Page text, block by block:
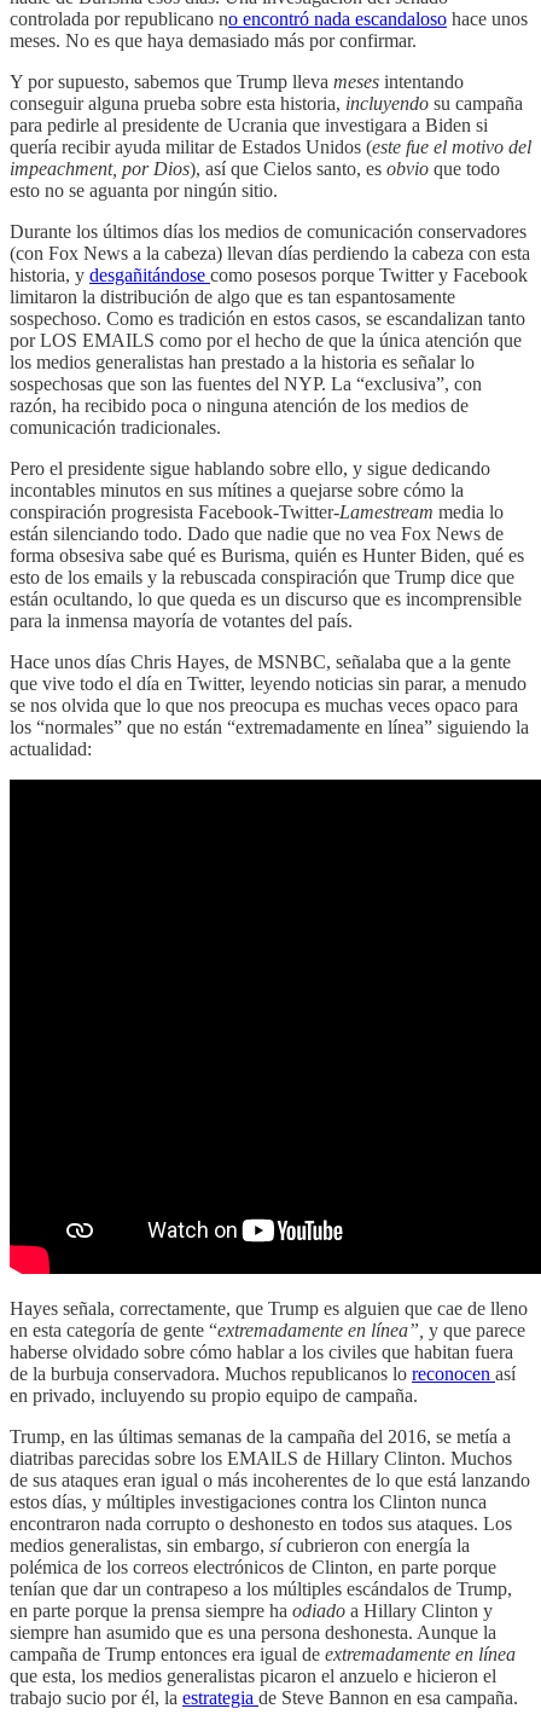
controlada por republicano no encontró nada escandaloso hace unos
meses. No es que haya demasiado más por confirmar.
Y por supuesto, sabemos que Trump lleva meses intentando
conseguir alguna prueba sobre esta historia, incluyendo su campaña
para pedirle al presidente de Ucrania que investigara a Biden si
quería recibir ayuda militar de Estados Unidos (este fue el motivo del
impeachment, por Dios), así que Cielos santo, es obvio que todo
esto no se aguanta por ningún sitio.
Durante los últimos días los medios de comunicación conservadores
(con Fox News a la cabeza) llevan días perdiendo la cabeza con esta
historia, y desgañitándose como posesos porque Twitter y Facebook
limitaron la distribución de algo que es tan espantosamente
sospechoso. Como es tradición en estos casos, se escandalizan tanto
por LOS EMAILS como por el hecho de que la única atención que
los medios generalistas han prestado a la historia es señalar lo
sospechosas que son las fuentes del NYP. La “exclusiva”, con
razón, ha recibido poca o ninguna atención de los medios de
comunicación tradicionales.
Pero el presidente sigue hablando sobre ello, y sigue dedicando
incontables minutos en sus mítines a quejarse sobre cómo la
conspiración progresista Facebook-Twitter-Lamestream media lo
están silenciando todo. Dado que nadie que no vea Fox News de
forma obsesiva sabe qué es Burisma, quién es Hunter Biden, qué es
esto de los emails y la rebuscada conspiración que Trump dice que
están ocultando, lo que queda es un discurso que es incomprensible
para la inmensa mayoría de votantes del país.
Hace unos días Chris Hayes, de MSNBC, señalaba que a la gente
que vive todo el día en Twitter, leyendo noticias sin parar, a menudo
se nos olvida que lo que nos preocupa es muchas veces opaco para
los “normales” que no están “extremadamente en línea” siguiendo la
actualidad:
Hayes señala, correctamente, que Trump es alguien que cae de lleno
en esta categoría de gente “extremadamente en línea”, y que parece
haberse olvidado sobre cómo hablar a los civiles que habitan fuera
de la burbuja conservadora. Muchos republicanos lo reconocen así
en privado, incluyendo su propio equipo de campaña.
Trump, en las últimas semanas de la campaña del 2016, se metía a
diatribas parecidas sobre los EMAlLS de Hillary Clinton. Muchos
de sus ataques eran igual o más incoherentes de lo que está lanzando
estos días, y múltiples investigaciones contra los Clinton nunca
encontraron nada corrupto o deshonesto en todos sus ataques. Los
medios generalistas, sin embargo, sícubrieron con energía la
polémica de los correos electrónicos de Clinton, en parte porque
tenían que dar un contrapeso a los múltiples escándalos de Trump,
en parte porque la prensa siempre ha odiado a Hillary Clinton y
siempre han asumido que es una persona deshonesta. Aunque la
campaña de Trump entonces era igual de extremadamente en línea
que esta, los medios generalistas picaron el anzuelo e hicieron el
trabajo sucio por él, la estrategia de Steve Bannon en esa campaña.